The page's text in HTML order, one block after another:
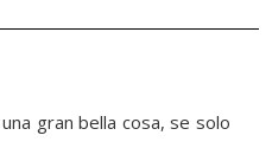
gran bella cosa, se solo